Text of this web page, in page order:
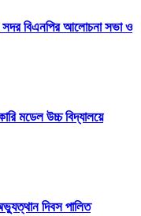
সদর বিএনপির আলোচনা সভা ও
মডেল উচ্চ বিদ্যালয়ে
দিবস পালিত